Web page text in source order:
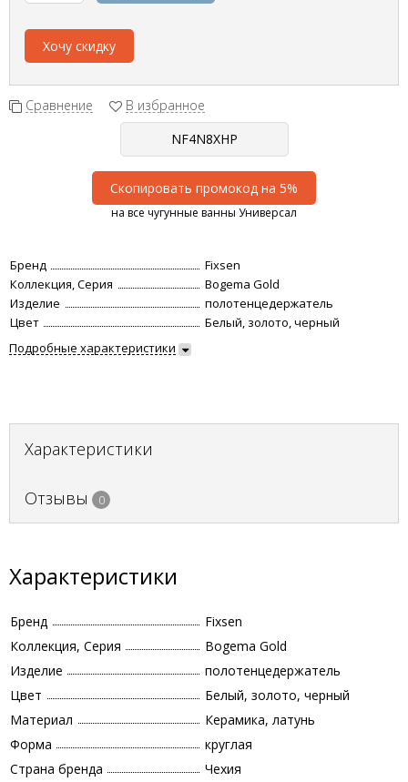
Хочу скидку
Сравнение В избранное
Скопировать промокод на 5%
на все чугунные ванны Универсал
Бренд
Fixsen
Коллекция, Серия
Bogema Gold
Изделие
полотенцедержатель
Цвет
Белый, золото, черный
Подробные характеристики
Характеристики
Отзывы 0
Характеристики
Бренд
Fixsen
Коллекция, Серия
Bogema Gold
Изделие
полотенцедержатель
Цвет
Белый, золото, черный
Материал
Керамика, латунь
Форма
круглая
Страна бренда
Чехия